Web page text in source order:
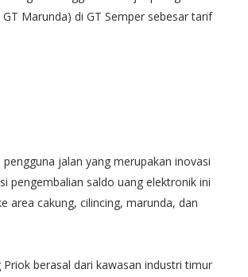
Marunda) di GT Semper sebesar tarif
jalan yang merupakan inovasi
pengembalian saldo uang elektronik ini
area cakung, cilincing, marunda, dan
berasal dari kawasan industri timur